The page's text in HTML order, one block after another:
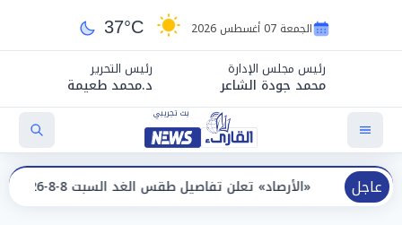
الجمعة 07 أغسطس 2026 37°C
رئيس مجلس الإدارة
محمد جودة الشاعر
رئيس التحرير
د.محمد طعيمة
عاجل
«الأرصاد» تعلن تفاصيل طقس الغد السبت 8-8-2026 والظواهر الجوية